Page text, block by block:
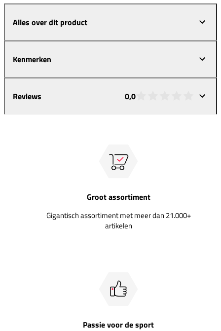
Alles over dit product
Kenmerken
Reviews 0,0
Groot assortiment
Gigantisch assortiment met meer dan 21.000+
artikelen
Passie voor de sport